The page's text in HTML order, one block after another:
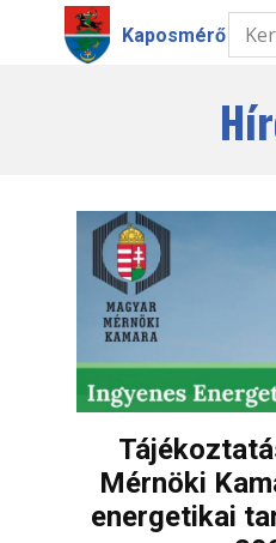
Kaposmérő
Kezdőlap
Intézmények
Információk
Kapcsolat
Mérnöki
energetikai